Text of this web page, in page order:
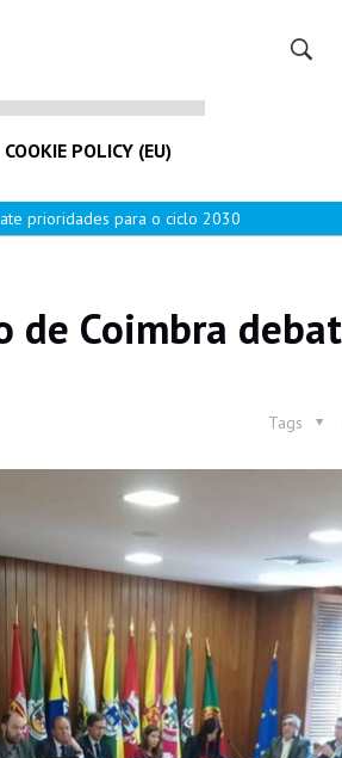
COOKIE POLICY (EU)
prioridades para o ciclo 2030
de Coimbra
Tags